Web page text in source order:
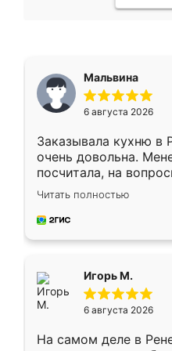
Мальвина
6 августа 2026
Заказывала кухню в
очень довольна.
посчитала, на
Замерщик приехал в
делу со всей
за день, ребята
Читать полностью
Игорь М.
6 августа 2026
На самом деле в